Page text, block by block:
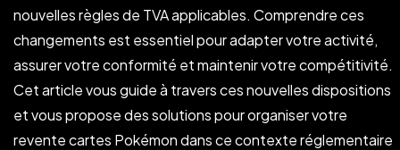
nouvelles règles de TVA applicables. Comprendre ces
changements est essentiel pour adapter votre activité,
assurer votre conformité et maintenir votre compétitivité.
Cet article vous guide à travers ces nouvelles dispositions
et vous propose des solutions pour organiser votre
revente cartes Pokémon dans ce contexte réglementaire